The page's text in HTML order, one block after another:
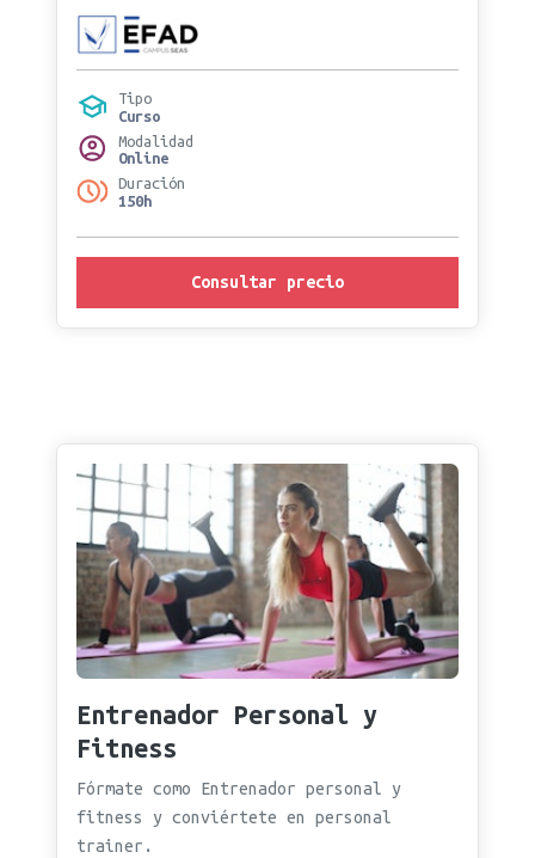
Tipo
Curso
Modalidad
Online
Duración
150h
Consultar precio
Entrenador Personal y
Fitness
Fórmate como Entrenador personal y
fitness y conviértete en personal
trainer.